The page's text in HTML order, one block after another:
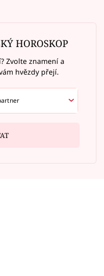
HOROSKOP
Zvolte znamení a
hvězdy přejí.